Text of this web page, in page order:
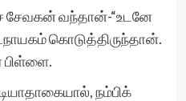
சேவகன் வந்தான்-“உடனே
கொடுத்திருந்தான்.
பிள்ளை.
நம்பிக்